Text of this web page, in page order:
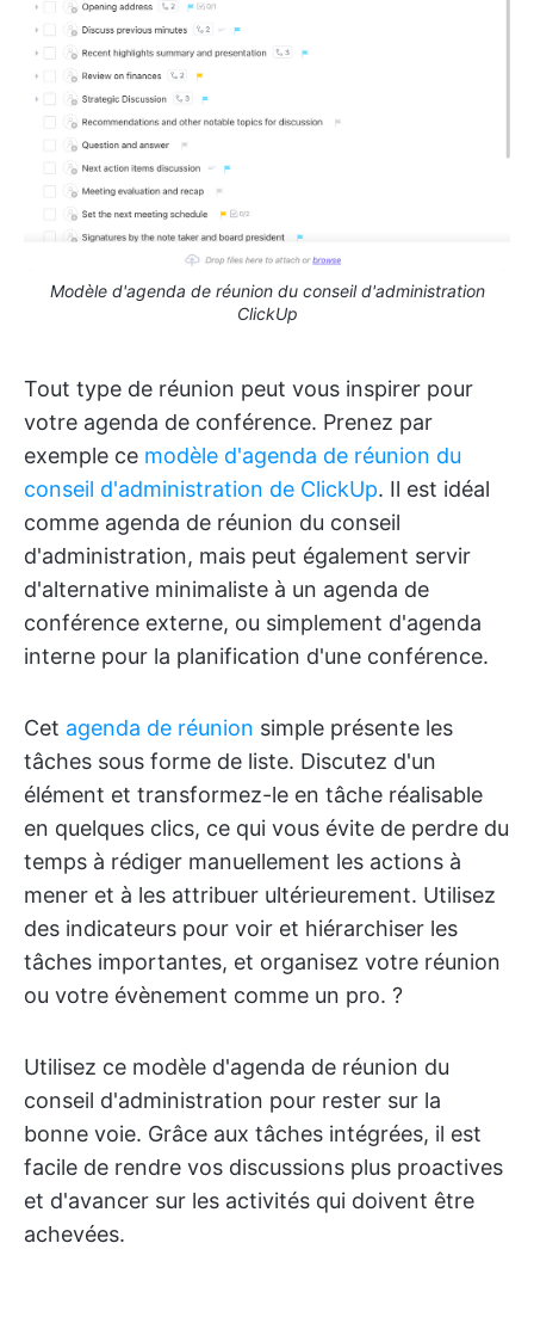
Modèle d'agenda de réunion du conseil d'administration
ClickUp
Tout type de réunion peut vous inspirer pour
votre agenda de conférence. Prenez par
exemple ce modèle d'agenda de réunion du
conseil d'administration de ClickUp. Il est idéal
comme agenda de réunion du conseil
d'administration, mais peut également servir
d'alternative minimaliste à un agenda de
conférence externe, ou simplement d'agenda
interne pour la planification d'une conférence.
Cet agenda de réunion simple présente les
tâches sous forme de liste. Discutez d'un
élément et transformez-le en tâche réalisable
en quelques clics, ce qui vous évite de perdre du
temps à rédiger manuellement les actions à
mener et à les attribuer ultérieurement. Utilisez
des indicateurs pour voir et hiérarchiser les
tâches importantes, et organisez votre réunion
ou votre évènement comme un pro. ?
Utilisez ce modèle d'agenda de réunion du
conseil d'administration pour rester sur la
bonne voie. Grâce aux tâches intégrées, il est
facile de rendre vos discussions plus proactives
et d'avancer sur les activités qui doivent être
achevées.